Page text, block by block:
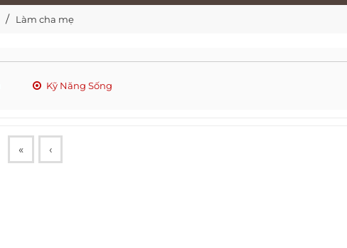
Làm cha mẹ
Kỹ Năng Sống
« ‹